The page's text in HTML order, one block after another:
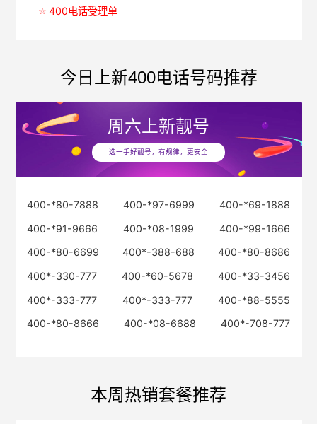
400电话受理单
今日上新400电话号码推荐
周六上新靓号
选一手好靓号，有规律，更安全
400-*80-7888 400-*97-6999
400-*69-1888
400-*91-9666
400-*08-1999
400-*99-1666
400-*80-6699
400*-388-688
400-*80-8686
400*-330-777
400-*60-5678
400-*33-3456
400*-333-777
400*-333-777
400-*88-5555
400-*80-8666
400-*08-6688 400*-708-777
本周热销套餐推荐